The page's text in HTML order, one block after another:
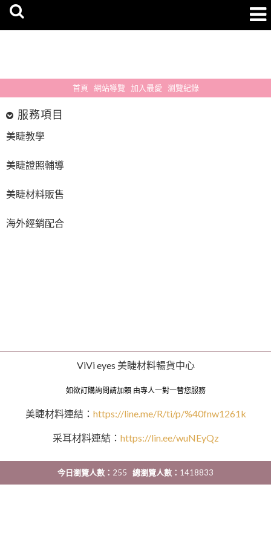
首頁 網站導覽 加入最愛 瀏覽紀錄
服務項目
美睫教學
美睫證照輔導
美睫材料販售
海外經銷配合
ViVi eyes 美睫材料暢貨中心
如欲訂購詢問請加賴 由專人一對一替您服務
美睫材料連結： https://line.me/R/ti/p/%40fnw1261k
采耳材料連結： https://lin.ee/wuNEyQz
今日瀏覽人數： 255 總瀏覽人數： 1418833